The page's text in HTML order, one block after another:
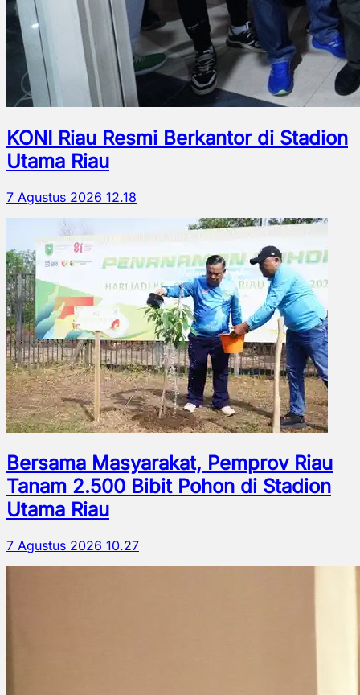
KONI Riau Resmi Berkantor di Stadion
Utama Riau
7 Agustus 2026 12.18
Bersama Masyarakat, Pemprov Riau
Tanam 2.500 Bibit Pohon di Stadion
Utama Riau
7 Agustus 2026 10.27